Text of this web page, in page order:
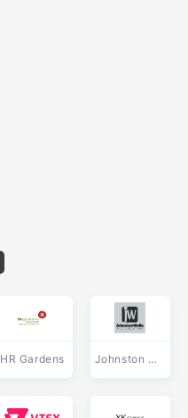
HR Gardens Johnston Wells